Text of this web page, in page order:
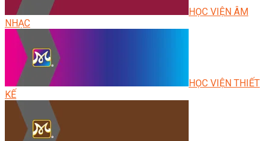
HỌC VIỆN ÂM
NHẠC
HỌC VIỆN THIẾT
KẾ